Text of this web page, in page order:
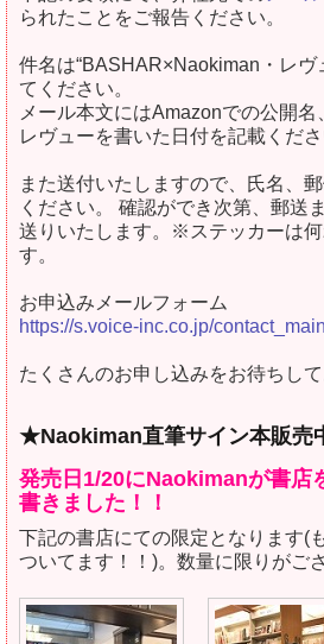
られたことをご報告ください。
件名は“BASHAR×Naokiman・レヴ
てください。
メール本文にはAmazonでの公開名
レヴューを書いた日付を記載くださ
また送付いたしますので、氏名、
ください。 確認ができ次第、郵送
送りいたします。※ステッカーは何
す。
お申込みメールフォーム
https://s.voice-inc.co.jp/contact_main
たくさんのお申し込みをお待ちして
★Naokiman直筆サイン本販売
発売日1/20にNaokimanが書店
書きました！！
下記の書店にての限定となります(
ついてます！！)。数量に限りがご